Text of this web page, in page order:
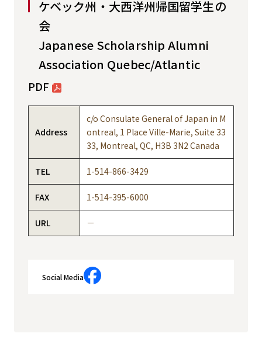
ケベック州・大西洋州帰国留学生の
会
Japanese Scholarship Alumni
Association Quebec/Atlantic
PDF
Address
c/o Consulate General of Japan in M
ontreal, 1 Place Ville-Marie, Suite 33
33, Montreal, QC, H3B 3N2 Canada
TEL 1-514-866-3429
FAX 1-514-395-6000
URL －
Social Media